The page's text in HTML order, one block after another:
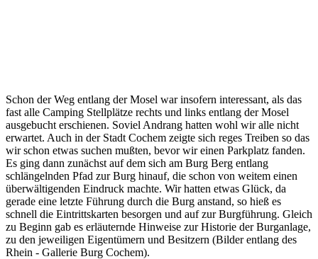
Schon der Weg entlang der Mosel war insofern interessant, als das
fast alle Camping Stellplätze rechts und links entlang der Mosel
ausgebucht erschienen. Soviel Andrang hatten wohl wir alle nicht
erwartet. Auch in der Stadt Cochem zeigte sich reges Treiben so das
wir schon etwas suchen mußten, bevor wir einen Parkplatz fanden.
Es ging dann zunächst auf dem sich am Burg Berg entlang
schlängelnden Pfad zur Burg hinauf, die schon von weitem einen
überwältigenden Eindruck machte. Wir hatten etwas Glück, da
gerade eine letzte Führung durch die Burg anstand, so hieß es
schnell die Eintrittskarten besorgen und auf zur Burgführung. Gleich
zu Beginn gab es erläuternde Hinweise zur Historie der Burganlage,
zu den jeweiligen Eigentümern und Besitzern (Bilder entlang des
Rhein - Gallerie Burg Cochem).